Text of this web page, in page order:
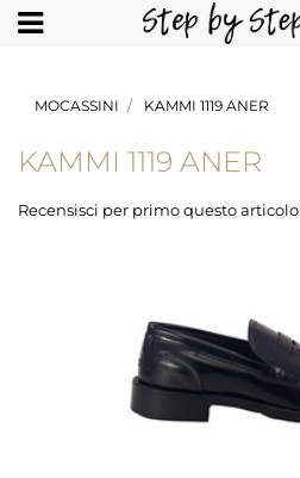
Open
MOCASSINI KAMMI 1119 ANER
KAMMI 1119 ANER
Recensisci per primo questo articolo